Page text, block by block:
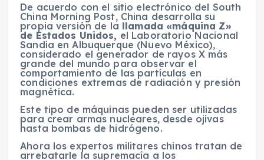
De acuerdo con el sitio electrónico del South
China Morning Post, China desarrolla su
propia versión de la llamada «máquina Z»
de Estados Unidos, el Laboratorio Nacional
Sandia en Albuquerque (Nuevo México),
considerado el generador de rayos X más
grande del mundo para observar el
comportamiento de las partículas en
condiciones extremas de radiación y presión
magnética.
Este tipo de máquinas pueden ser utilizadas
para crear armas nucleares, desde ojivas
hasta bombas de hidrógeno.
Ahora los expertos militares chinos tratan de
arrebatarle la supremacía a los